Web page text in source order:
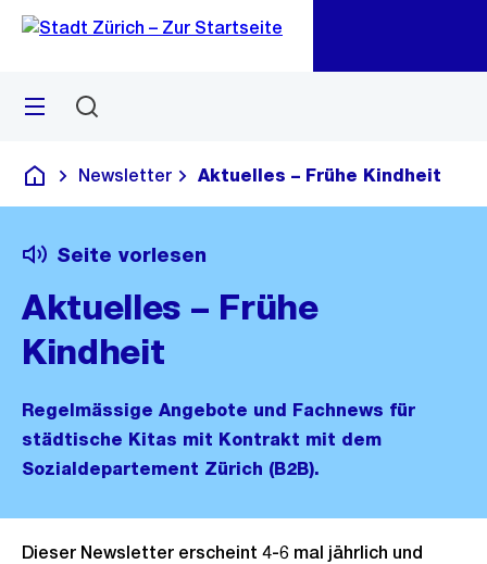
Navigation
Sprunglink
Menü
Deutsch
Newsletter Aktuelles – Frühe Kindheit
Seite vorlesen
Aktuelles – Frühe
Kindheit
Regelmässige Angebote und Fachnews für
städtische Kitas mit Kontrakt mit dem
Sozialdepartement Zürich (B2B).
Dieser Newsletter erscheint 4-6 mal jährlich und